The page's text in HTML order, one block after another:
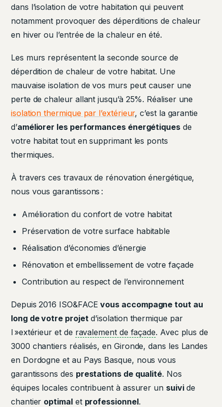
dans l’isolation de votre habitation qui peuvent
notamment provoquer des déperditions de chaleur
en hiver ou l’entrée de la chaleur en été.
Les murs représentent la seconde source de
déperdition de chaleur de votre habitat. Une
mauvaise isolation de vos murs peut causer une
perte de chaleur allant jusqu’à 25%. Réaliser une
isolation thermique par l’extérieur, c’est la garantie
d’améliorer les performances énergétiquesde
votre habitat tout en supprimant les ponts
thermiques.
À travers ces travaux de rénovation énergétique,
nous vous garantissons :
Amélioration du confort de votre habitat
Préservation de votre surface habitable
Réalisation d’économies d’énergie
Rénovation et embellissement de votre façade
Contribution au respect de l’environnement
Depuis 2016 ISO&FACEvous accompagne tout au
long de votre projet d’isolation thermique par
l »extérieur et de ravalement de façade. Avec plus de
3000 chantiers réalisés, en Gironde, dans les Landes
en Dordogne et au Pays Basque, nous vous
garantissons des prestations de qualité. Nos
équipes locales contribuent à assurer un suivide
chantier optimalet professionnel.